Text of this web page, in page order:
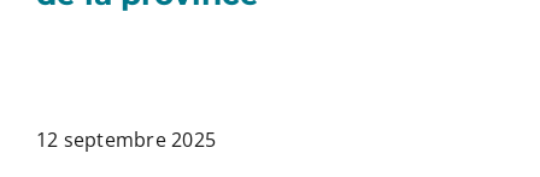
12 septembre 2025